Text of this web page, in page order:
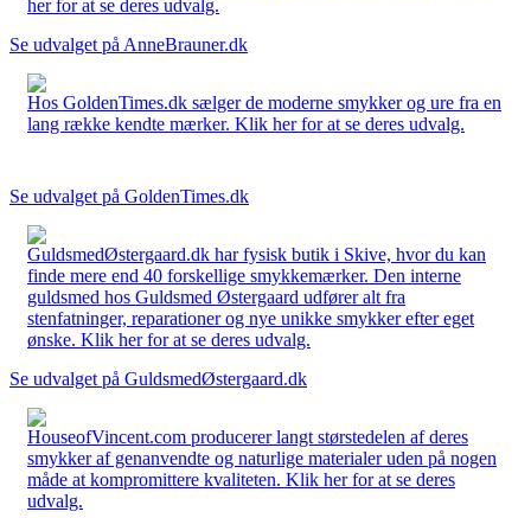
her for at se deres udvalg.
Se udvalget på AnneBrauner.dk
Hos GoldenTimes.dk sælger de moderne smykker og ure fra en
lang række kendte mærker. Klik her for at se deres udvalg.
Se udvalget på GoldenTimes.dk
GuldsmedØstergaard.dk har fysisk butik i Skive, hvor du kan
finde mere end 40 forskellige smykkemærker. Den interne
guldsmed hos Guldsmed Østergaard udfører alt fra
stenfatninger, reparationer og nye unikke smykker efter eget
ønske. Klik her for at se deres udvalg.
Se udvalget på GuldsmedØstergaard.dk
HouseofVincent.com producerer langt størstedelen af deres
smykker af genanvendte og naturlige materialer uden på nogen
måde at kompromittere kvaliteten. Klik her for at se deres
udvalg.